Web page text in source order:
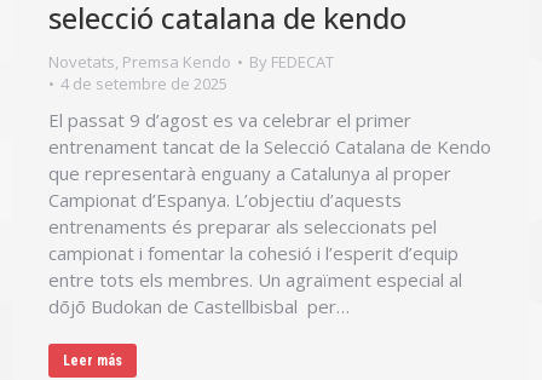
selecció catalana de kendo
Novetats Premsa Kendo By FEDECAT
4 de setembre de 2025
El passat 9 d’agost es va celebrar el primer
entrenament tancat de la Selecció Catalana de Kendo
que representarà enguany a Catalunya al proper
Campionat d’Espanya. L’objectiu d’aquests
entrenaments és preparar als seleccionats pel
campionat i fomentar la cohesió i l’esperit d’equip
entre tots els membres. Un agraïment especial al
dōjō Budokan de Castellbisbal per…
Leer más